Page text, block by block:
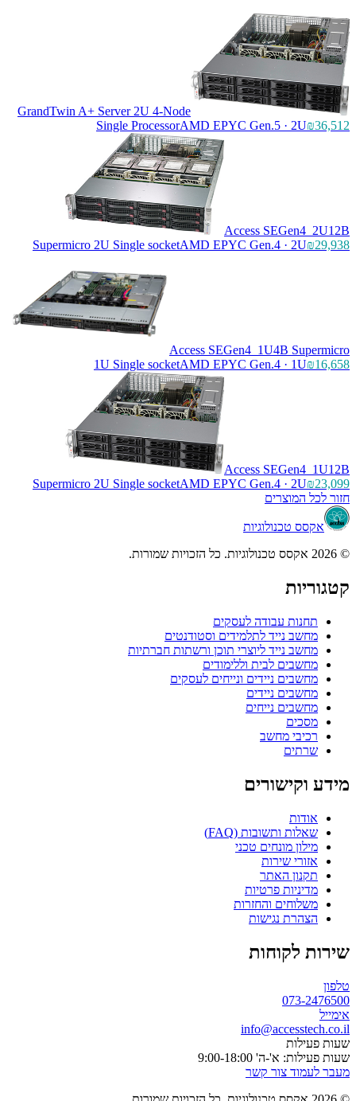
GrandTwin A+ Server 2U 4-Node
Single ProcessorAMD EPYC Gen.5 · 2U₪36,512
Access SEGen4_2U12B
Supermicro 2U Single socketAMD EPYC Gen.4 · 2U₪29,938
Access SEGen4_1U4B Supermicro
1U Single socketAMD EPYC Gen.4 · 1U₪16,658
Access SEGen4_1U12B
Supermicro 2U Single socketAMD EPYC Gen.4 · 2U₪23,099
חזור לכל המוצרים
אקסס טכנולוגיות
© 2026 אקסס טכנולוגיות. כל הזכויות שמורות.
קטגוריות
תחנות עבודה לעסקים
מחשב נייד לתלמידים וסטודנטים
מחשב נייד ליוצרי תוכן ורשתות חברתיות
מחשבים לבית וללימודים
מחשבים ניידים ונייחים לעסקים
מחשבים ניידים
מחשבים נייחים
מסכים
רכיבי מחשב
שרתים
מידע וקישורים
אודות
שאלות ותשובות (FAQ)
מילון מונחים טכני
אזורי שירות
תקנון האתר
מדיניות פרטיות
משלוחים והחזרות
הצהרת נגישות
שירות לקוחות
טלפון
073-2476500
אימייל
info@accesstech.co.il
שעות פעילות
שעות פעילות: א'-ה' 9:00-18:00
מעבר לעמוד צור קשר